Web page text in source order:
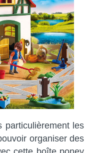
particulièrement les
organiser des